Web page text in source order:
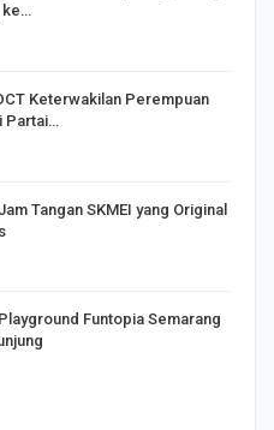
ke…
Keterwakilan Perempuan
Partai…
Tangan SKMEI yang Original
Funtopia Semarang